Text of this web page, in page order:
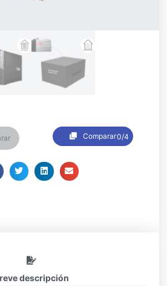
Comparar0/4
descripción